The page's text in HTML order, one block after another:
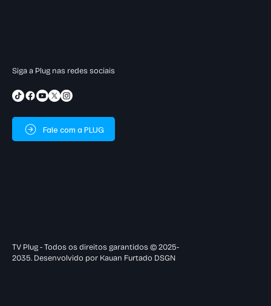
Fale com a PLUG
Siga a Plug nas redes sociais
TV Plug - Todos os direitos garantidos © 2025-
2035. Desenvolvido por Kauan Furtado DSGN